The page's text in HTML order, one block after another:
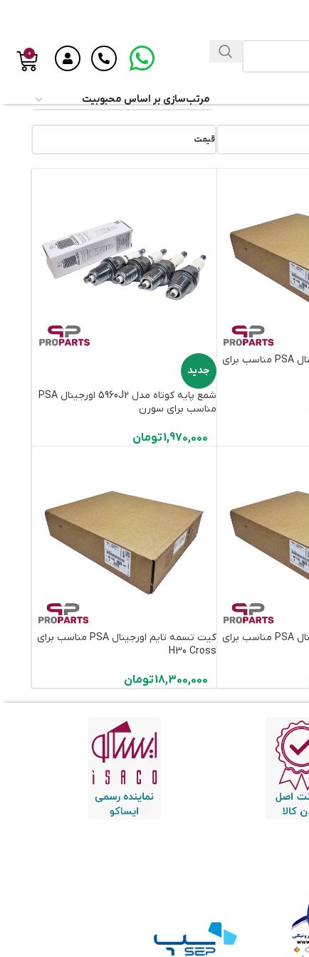
0
قیمت
کیت تسمه تایم اورجینال PSA مناسب برای
جدید
شمع پایه کوتاه مدل 5960J2 اورجینال PSA
مناسب برای سورن
1,970,000تومان
کیت تسمه تایم اورجینال PSA مناسب برای
کیت تسمه تایم اورجینال PSA مناسب برای
H30 Cross
18,300,000تومان